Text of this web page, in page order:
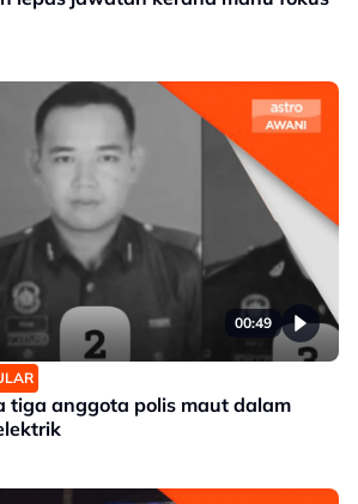
00:49
tiga anggota polis maut dalam